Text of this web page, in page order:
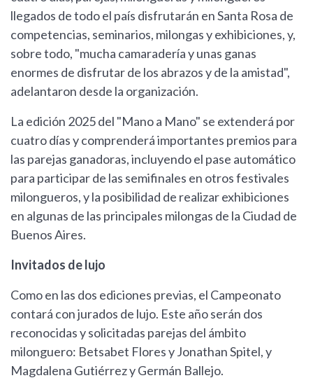
llegados de todo el país disfrutarán en Santa Rosa de
competencias, seminarios, milongas y exhibiciones, y,
sobre todo, "mucha camaradería y unas ganas
enormes de disfrutar de los abrazos y de la amistad",
adelantaron desde la organización.
La edición 2025 del "Mano a Mano" se extenderá por
cuatro días y comprenderá importantes premios para
las parejas ganadoras, incluyendo el pase automático
para participar de las semifinales en otros festivales
milongueros, y la posibilidad de realizar exhibiciones
en algunas de las principales milongas de la Ciudad de
Buenos Aires.
Invitados de lujo
Como en las dos ediciones previas, el Campeonato
contará con jurados de lujo. Este año serán dos
reconocidas y solicitadas parejas del ámbito
milonguero: Betsabet Flores y Jonathan Spitel, y
Magdalena Gutiérrez y Germán Ballejo.